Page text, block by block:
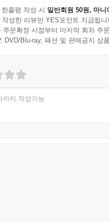
줄평 작성 시 일반회원 50원, 마니
성한 리뷰만 YES포인트 지급됩니
주문확정 시점부터 마지막 회차 주
DVD/Blu-ray, 패션 및 판매금지 상
까지 작성가능